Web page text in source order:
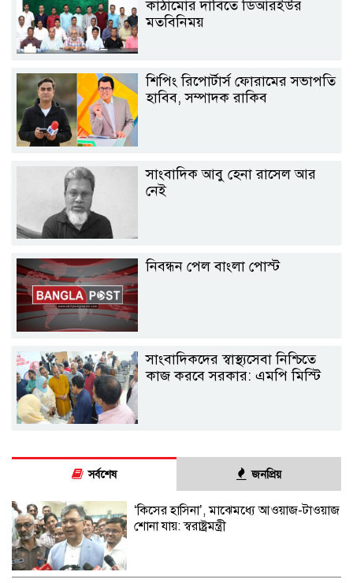
কাঠামোর দাবিতে ডিআরইউর
মতবিনিময়
শিপিং রিপোর্টার্স ফোরামের সভাপতি
হাবিব, সম্পাদক রাকিব
সাংবাদিক আবু হেনা রাসেল আর
নেই
নিবন্ধন পেল বাংলা পোস্ট
সাংবাদিকদের স্বাস্থ্যসেবা নিশ্চিতে
কাজ করবে সরকার: এমপি মিস্টি
সর্বশেষ জনপ্রিয়
‘কিসের হাসিনা’, মাঝেমধ্যে আওয়াজ-টাওয়াজ
শোনা যায়: স্বরাষ্ট্রমন্ত্রী